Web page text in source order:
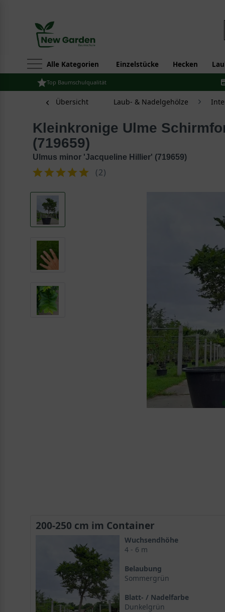
Alle Kategorien Einzelstücke Hecken
Top Baumschulqualität
Übersicht Laub- & Nadelgehölze
Kleinkronige Ulme Schirmform 200-250 cm
(719659)
Ulmus minor 'Jacqueline Hillier' (719659)
(2)
200-250 cm im Container
Wuchsendhöhe
4 - 6 m
Belaubung
Sommergrün
Blatt- / Nadelfarbe
Dunkelgrün